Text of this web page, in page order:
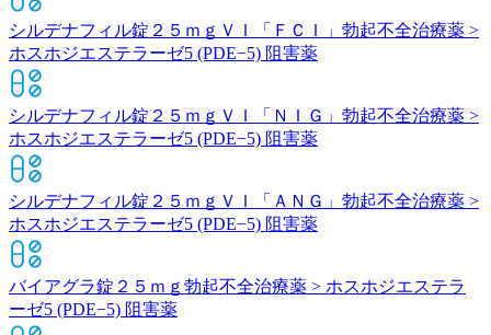
シルデナフィル錠２５ｍｇＶＩ「ＦＣＩ」 勃起不全治療薬 >
ホスホジエステラーゼ5 (PDE−5) 阻害薬
シルデナフィル錠２５ｍｇＶＩ「ＮＩＧ」 勃起不全治療薬 >
ホスホジエステラーゼ5 (PDE−5) 阻害薬
シルデナフィル錠２５ｍｇＶＩ「ＡＮＧ」 勃起不全治療薬 >
ホスホジエステラーゼ5 (PDE−5) 阻害薬
バイアグラ錠２５ｍｇ 勃起不全治療薬 > ホスホジエステラ
ーゼ5 (PDE−5) 阻害薬